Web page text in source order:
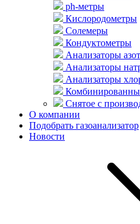
ph-метры
Кислородометры
Солемеры
Кондуктометры
Анализаторы
Анализаторы
Анализаторы
Снятое с
О компании
Подобрать газоанализатор
Новости